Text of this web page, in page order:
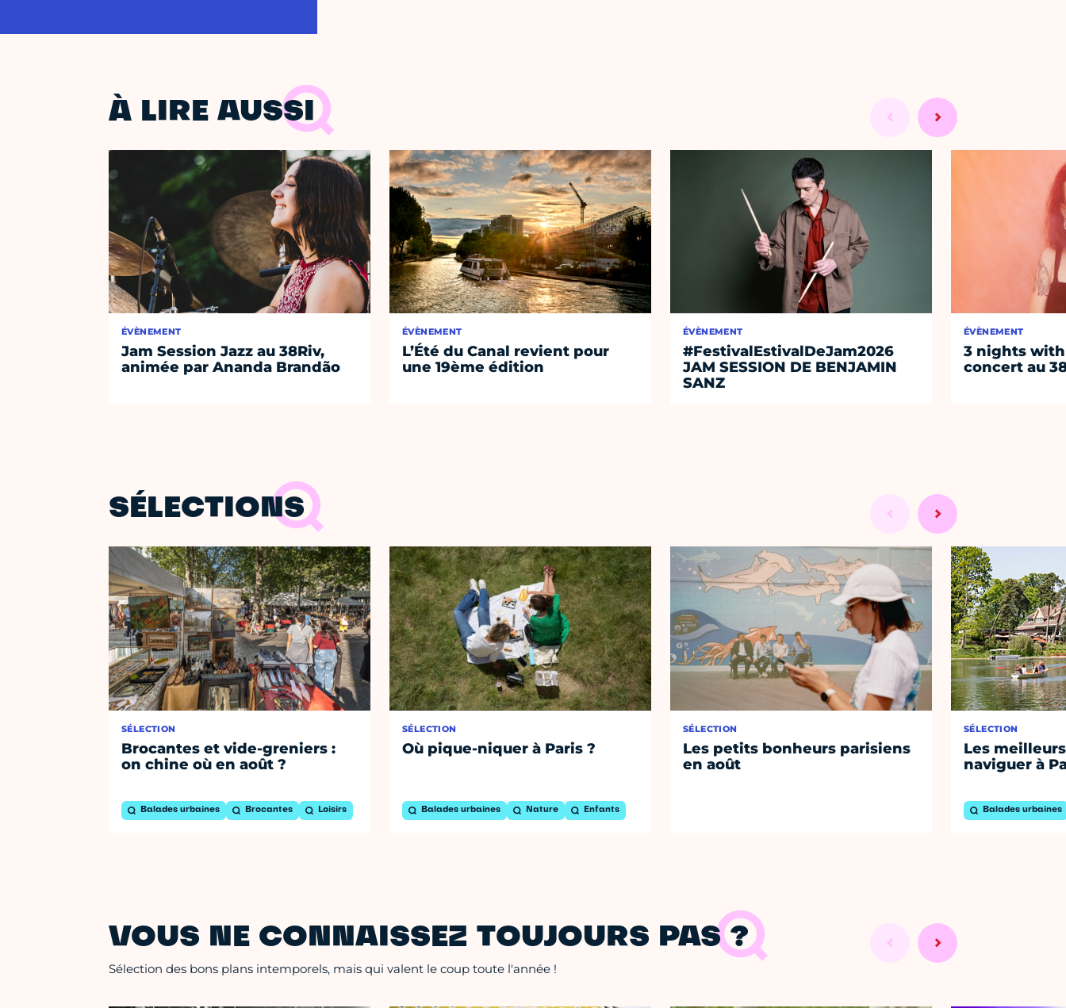
À LIRE AUSSI
ÉVÈNEMENT
Jam Session Jazz au 38Riv,
animée par Ananda Brandão
ÉVÈNEMENT
L’Été du Canal revient pour
une 19ème édition
ÉVÈNEMENT
#FestivalEstivalDeJam2026
JAM SESSION DE BENJAMIN
SANZ
ÉVÈNEMENT
3 nights with
concert au
SÉLECTIONS
SÉLECTION
Brocantes et vide-greniers :
on chine où en août ?
Balades urbaines Brocantes Loisirs
SÉLECTION
Où pique-niquer à Paris ?
Balades urbaines Nature Enfants
SÉLECTION
Les petits bonheurs parisiens
en août
SÉLECTION
Les
naviguer à
Balades urbaines
VOUS NE CONNAISSEZ TOUJOURS PAS ?
Sélection des bons plans intemporels, mais qui valent le coup toute l'année !